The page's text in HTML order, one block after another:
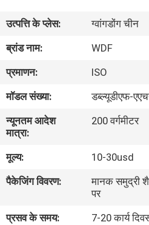
हमारे
बारे
कारखाना
गुणवत्ता
नियंत्रण
उत्पत्ति के प्लेस:
ग्वांगडोंग चीन
ब्रांड नाम:
WDF
प्रमाणन:
ISO
मॉडल संख्या:
डब्ल्यूडीएफ-
न्यूनतम आदेश
मात्रा:
200 वर्गमीटर
मूल्य:
10-30usd
पैकेजिंग विवरण:
मानक समुद्री
पर
प्रसव के समय:
7-20 कार्य